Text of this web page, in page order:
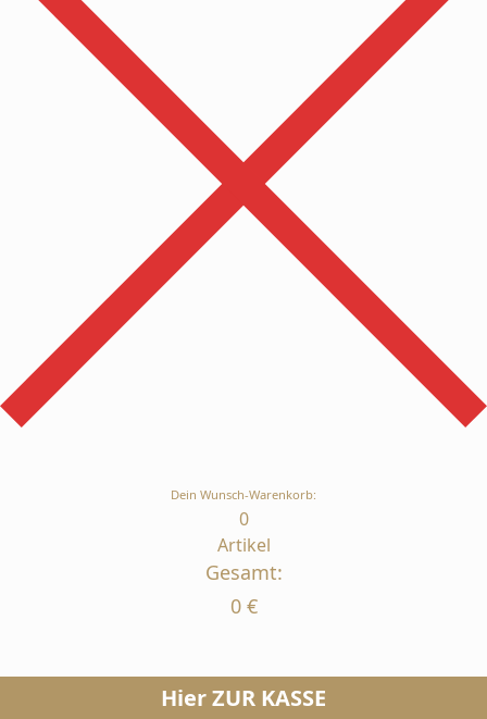
Dein Wunsch-Warenkorb:
0
Artikel
Gesamt:
0 €
Hier ZUR KASSE